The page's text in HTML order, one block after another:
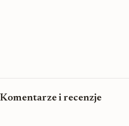
Komentarze i recenzje